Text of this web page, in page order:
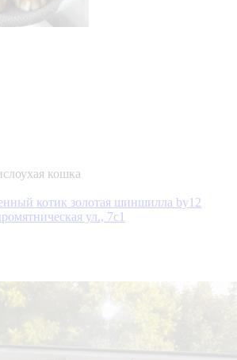
кошка
котик золотая шиншилла by12
ул., 7с1